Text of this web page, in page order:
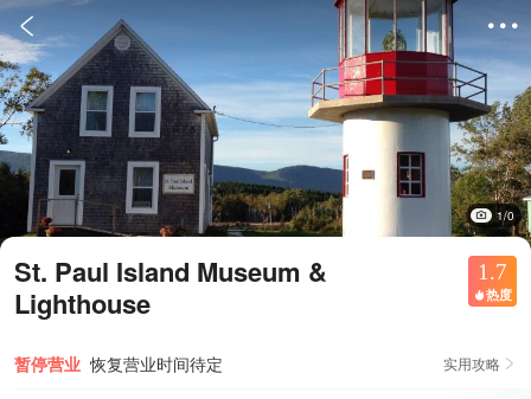
 
1/0
St. Paul Island Museum &
Lighthouse
1.7
 热度
暂停营业 恢复营业时间待定 实用攻略 